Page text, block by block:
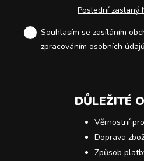
Poslední zaslaný
Souhlasím se zasíláním
zpracováním osobních údajů
DŮLEŽITÉ
Věrnostní
Doprava
Způsob